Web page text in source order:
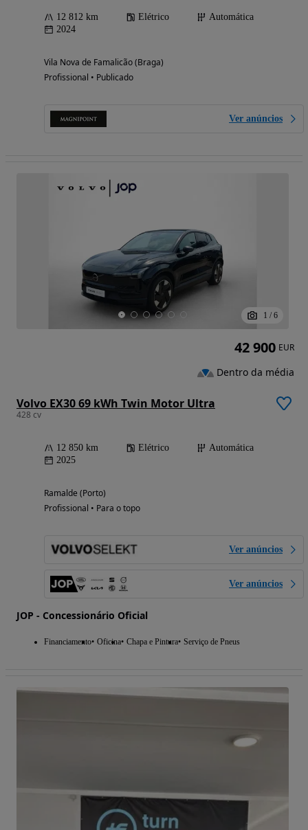
12 812 km Elétrico
Automática
2024
Vila Nova de Famalicão (Braga)
Profissional • Publicado
Ver anúncios
1 / 6
Volvo EX30 69 kWh Twin Motor Ultra
428 cv
12 850 km Elétrico
Automática
2025
Ramalde (Porto)
Profissional • Para o topo
Ver anúncios
Ver anúncios
JOP - Concessionário Oficial
Financiamento Oficina Chapa e Pintura Serviço de Pneus
42 900 EUR
Dentro da média